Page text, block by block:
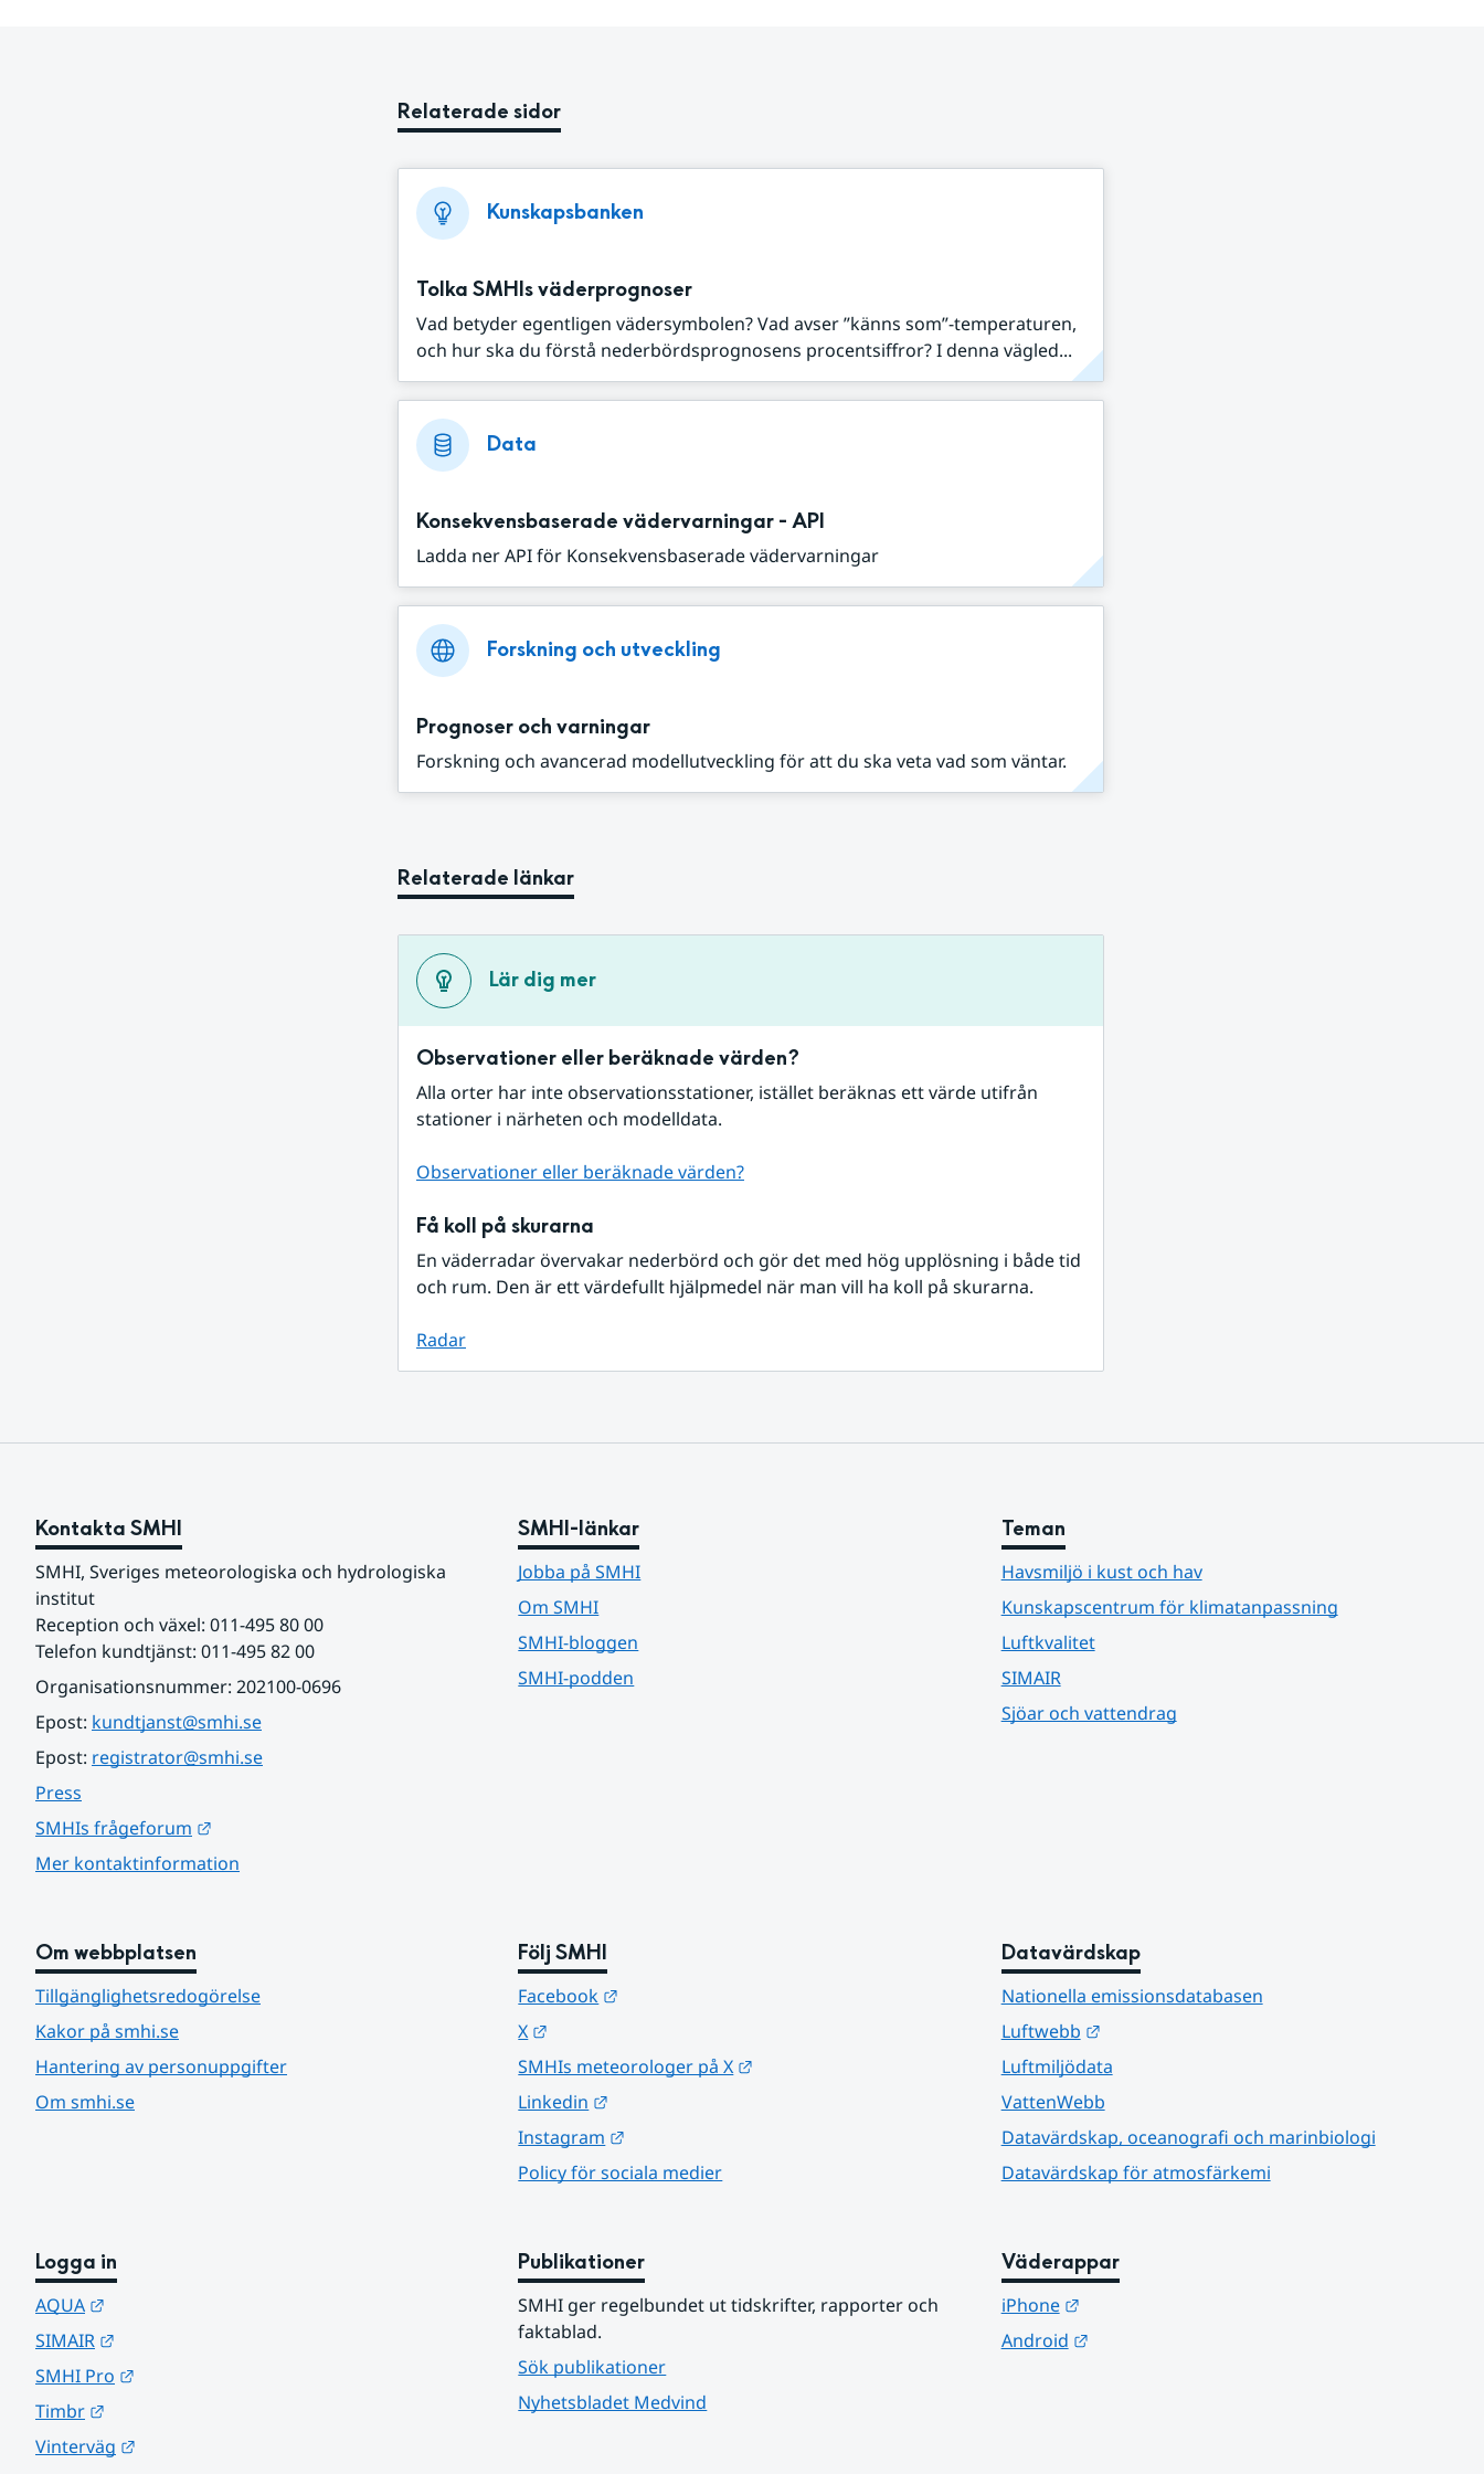
Relaterade sidor
Kunskapsbanken
Tolka SMHIs väderprognoser
Vad betyder egentligen vädersymbolen? Vad avser ”känns som”-temperaturen,
och hur ska du förstå nederbördsprognosens procentsiffror? I denna vägled...
Data
Konsekvensbaserade vädervarningar - API
Ladda ner API för Konsekvensbaserade vädervarningar
Forskning och utveckling
Prognoser och varningar
Forskning och avancerad modellutveckling för att du ska veta vad som väntar.
Relaterade länkar
Lär dig mer
Observationer eller beräknade värden?
Alla orter har inte observationsstationer, istället beräknas ett värde utifrån
stationer i närheten och modelldata.
Observationer eller beräknade värden?
Få koll på skurarna
En väderradar övervakar nederbörd och gör det med hög upplösning i både tid
och rum. Den är ett värdefullt hjälpmedel när man vill ha koll på skurarna.
Radar
Kontakta SMHI
SMHI, Sveriges meteorologiska och hydrologiska
institut
Reception och växel: 011-495 80 00
Telefon kundtjänst: 011-495 82 00
Organisationsnummer: 202100-0696
Epost: kundtjanst@smhi.se
Epost: registrator@smhi.se
Press
SMHIs frågeforum
Mer kontaktinformation
SMHI-länkar
Jobba på SMHI
Om SMHI
SMHI-bloggen
SMHI-podden
Teman
Havsmiljö i kust och hav
Kunskapscentrum för klimatanpassning
Luftkvalitet
SIMAIR
Sjöar och vattendrag
Om webbplatsen
Tillgänglighetsredogörelse
Kakor på smhi.se
Hantering av personuppgifter
Om smhi.se
Följ SMHI
Facebook
X
SMHIs meteorologer på X
Linkedin
Instagram
Policy för sociala medier
Datavärdskap
Nationella emissionsdatabasen
Luftwebb
Länk till annan webbplats.
Luftmiljödata
VattenWebb
Datavärdskap, oceanografi och marinbiologi
Datavärdskap för atmosfärkemi
Logga in
AQUA
SIMAIR
SMHI Pro
Timbr
Vinterväg
Publikationer
SMHI ger regelbundet ut tidskrifter, rapporter och
faktablad.
Sök publikationer
Nyhetsbladet Medvind
Väderappar
iPhone
Länk till annan webbplats.
Android
Länk till annan webbplats.